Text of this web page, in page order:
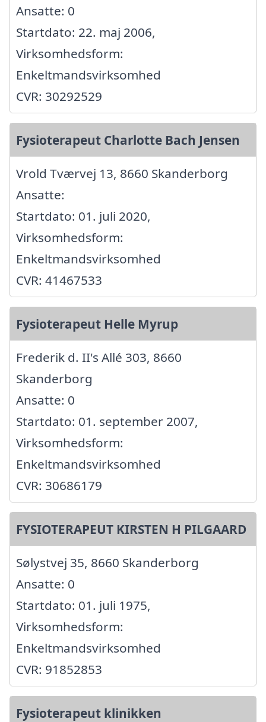
Ansatte: 0
Startdato: 22. maj 2006,
Virksomhedsform:
Enkeltmandsvirksomhed
CVR: 30292529
Fysioterapeut Charlotte Bach Jensen
Vrold Tværvej 13, 8660 Skanderborg
Ansatte:
Startdato: 01. juli 2020,
Virksomhedsform:
Enkeltmandsvirksomhed
CVR: 41467533
Fysioterapeut Helle Myrup
Frederik d. II's Allé 303, 8660
Skanderborg
Ansatte: 0
Startdato: 01. september 2007,
Virksomhedsform:
Enkeltmandsvirksomhed
CVR: 30686179
FYSIOTERAPEUT KIRSTEN H PILGAARD
Sølystvej 35, 8660 Skanderborg
Ansatte: 0
Startdato: 01. juli 1975,
Virksomhedsform:
Enkeltmandsvirksomhed
CVR: 91852853
Fysioterapeut klinikken